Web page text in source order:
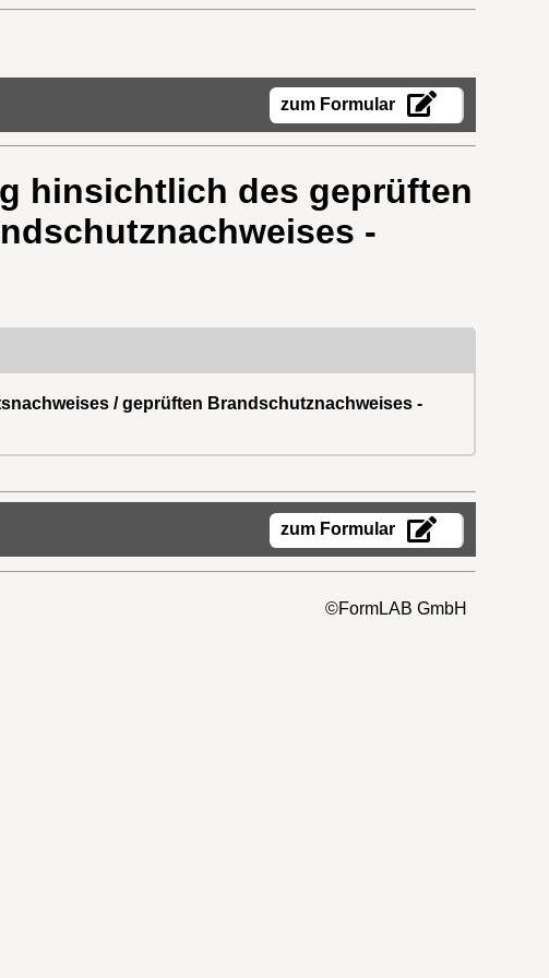
zum Formular
hinsichtlich des geprüften
-
/ geprüften Brandschutznachweises -
zum Formular
©FormLAB GmbH